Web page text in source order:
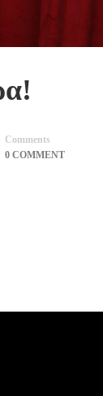
Comments
0 COMMENT